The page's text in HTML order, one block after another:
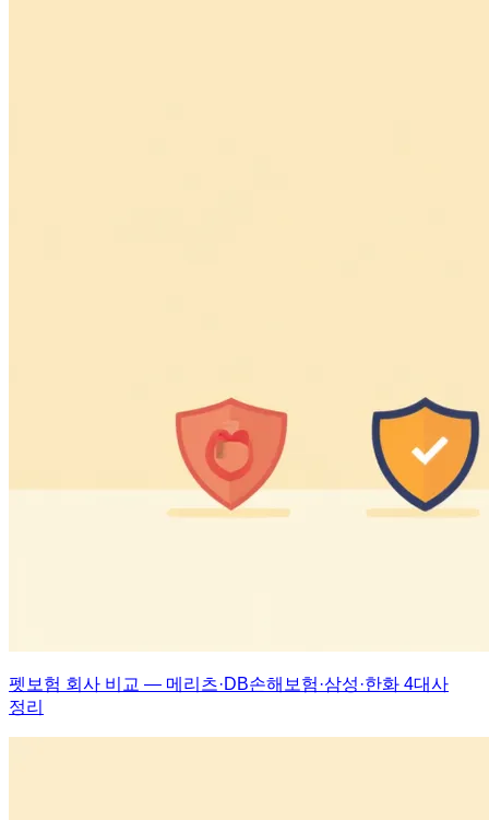
펫보험 회사 비교 — 메리츠·DB손해보험·삼성·한화 4대사
정리